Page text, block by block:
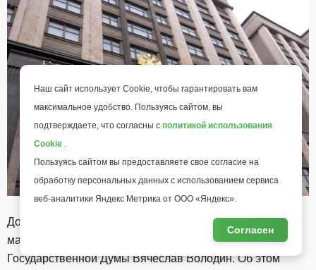
Документ планируется рассмотреть в первом чтении 5
марта текущего года, как сообщил председатель
Государственной Думы Вячеслав Володин. Об этом
Наш сайт использует Cookie, чтобы гарантировать вам
максимальное удобство. Пользуясь сайтом, вы
подтверждаете, что согласны с политикой использования
Cookie .
Пользуясь сайтом вы предоставляете свое согласие на
обработку персональных данных с использованием сервиса
веб-аналитики Яндекс Метрика от ООО «Яндекс».
Согласен